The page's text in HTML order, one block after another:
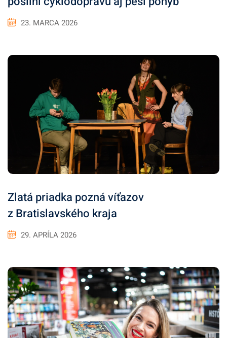
23. MARCA 2026
Zlatá priadka pozná víťazov
z Bratislavského kraja
29. APRÍLA 2026